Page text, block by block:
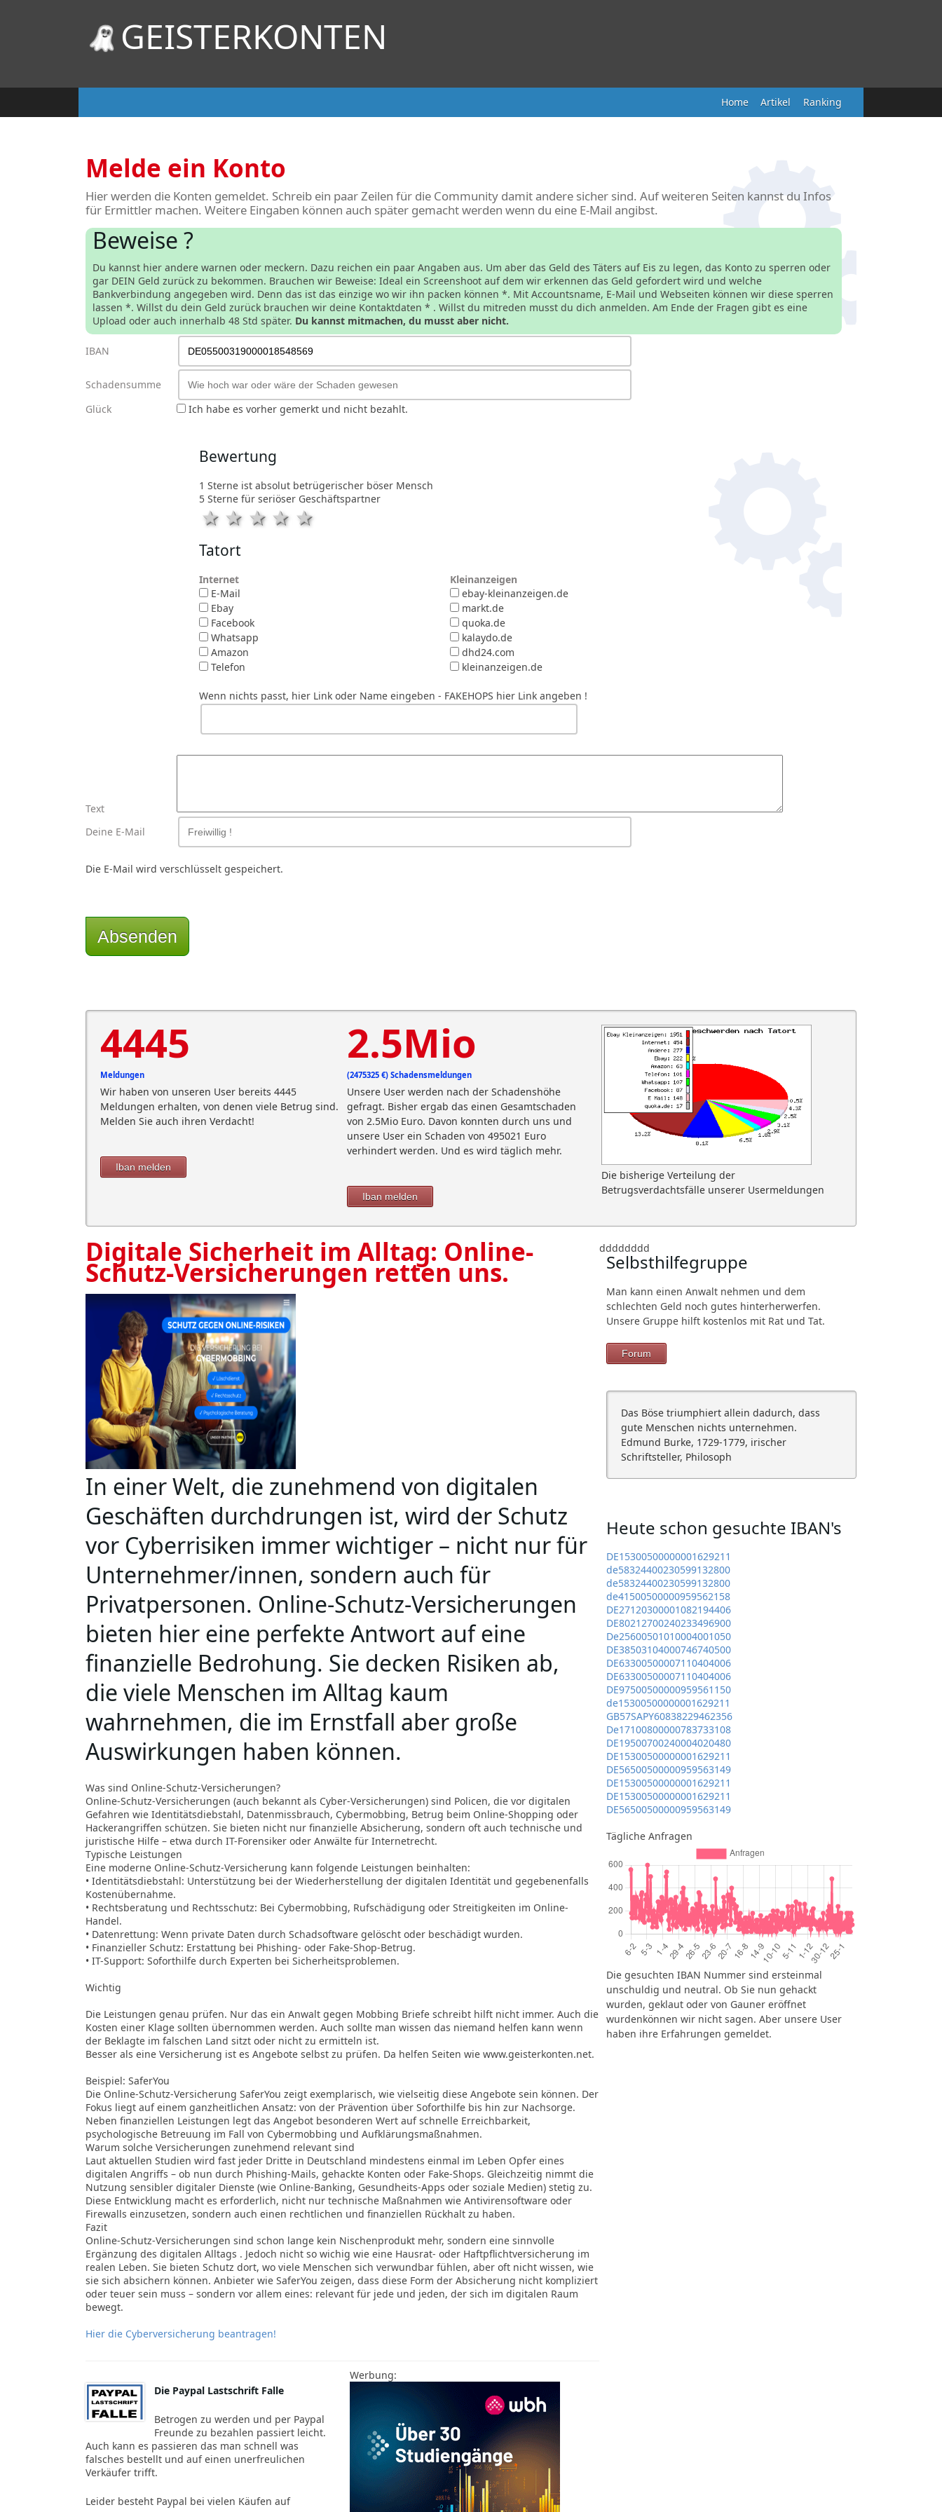
GEISTERKONTEN
Ranking
Artikel
Home
Melde ein Konto
Hier werden die Konten gemeldet. Schreib ein paar Zeilen für die Community damit andere sicher sind. Auf weiteren Seiten kannst du Infos
für Ermittler machen. Weitere Eingaben können auch später gemacht werden wenn du eine E-Mail angibst.
Beweise ?
Du kannst hier andere warnen oder meckern. Dazu reichen ein paar Angaben aus. Um aber das Geld des Täters auf Eis zu legen, das Konto zu sperren oder
gar DEIN Geld zurück zu bekommen. Brauchen wir Beweise: Ideal ein Screenshoot auf dem wir erkennen das Geld gefordert wird und welche
Bankverbindung angegeben wird. Denn das ist das einzige wo wir ihn packen können *. Mit Accountsname, E-Mail und Webseiten können wir diese sperren
lassen *. Willst du dein Geld zurück brauchen wir deine Kontaktdaten * . Willst du mitreden musst du dich anmelden. Am Ende der Fragen gibt es eine
Upload oder auch innerhalb 48 Std später. Du kannst mitmachen, du musst aber nicht.
IBAN
Schadensumme
Glück
Ich habe es vorher gemerkt und nicht bezahlt.
Bewertung
1 Sterne ist absolut betrügerischer böser Mensch
5 Sterne für seriöser Geschäftspartner
4 Sterne
3 Sterne
2 Sterne
1 Stern
Tatort
Internet
E-Mail
Ebay
Facebook
Whatsapp
Amazon
Telefon
Kleinanzeigen
ebay-kleinanzeigen.de
markt.de
quoka.de
kalaydo.de
dhd24.com
kleinanzeigen.de
Wenn nichts passt, hier Link oder Name eingeben - FAKEHOPS hier Link angeben !
Text
Deine E-Mail
Die E-Mail wird verschlüsselt gespeichert.
Absenden
4445
Meldungen
Wir haben von unseren User bereits 4445
Meldungen erhalten, von denen viele Betrug sind.
Melden Sie auch ihren Verdacht!
Iban melden
2.5Mio
(2475325 €) Schadensmeldungen
Unsere User werden nach der Schadenshöhe
gefragt. Bisher ergab das einen Gesamtschaden
von 2.5Mio Euro. Davon konnten durch uns und
unsere User ein Schaden von 495021 Euro
verhindert werden. Und es wird täglich mehr.
Iban melden
Die bisherige Verteilung der
Betrugsverdachtsfälle unserer Usermeldungen
dddddddd
Digitale Sicherheit im Alltag: Online-
Schutz-Versicherungen retten uns.
In einer Welt, die zunehmend von digitalen
Geschäften durchdrungen ist, wird der Schutz
vor Cyberrisiken immer wichtiger – nicht nur für
Unternehmer/innen, sondern auch für
Privatpersonen. Online-Schutz-Versicherungen
bieten hier eine perfekte Antwort auf eine
finanzielle Bedrohung. Sie decken Risiken ab,
die viele Menschen im Alltag kaum
wahrnehmen, die im Ernstfall aber große
Auswirkungen haben können.
Was sind Online-Schutz-Versicherungen?
Online-Schutz-Versicherungen (auch bekannt als Cyber-Versicherungen) sind Policen, die vor digitalen
Gefahren wie Identitätsdiebstahl, Datenmissbrauch, Cybermobbing, Betrug beim Online-Shopping oder
Hackerangriffen schützen. Sie bieten nicht nur finanzielle Absicherung, sondern oft auch technische und
juristische Hilfe – etwa durch IT-Forensiker oder Anwälte für Internetrecht.
Typische Leistungen
Eine moderne Online-Schutz-Versicherung kann folgende Leistungen beinhalten:
• Identitätsdiebstahl: Unterstützung bei der Wiederherstellung der digitalen Identität und gegebenenfalls
Kostenübernahme.
• Rechtsberatung und Rechtsschutz: Bei Cybermobbing, Rufschädigung oder Streitigkeiten im Online-
Handel.
• Datenrettung: Wenn private Daten durch Schadsoftware gelöscht oder beschädigt wurden.
• Finanzieller Schutz: Erstattung bei Phishing- oder Fake-Shop-Betrug.
• IT-Support: Soforthilfe durch Experten bei Sicherheitsproblemen.
Wichtig
Die Leistungen genau prüfen. Nur das ein Anwalt gegen Mobbing Briefe schreibt hilft nicht immer. Auch die
Kosten einer Klage sollten übernommen werden. Auch sollte man wissen das niemand helfen kann wenn
der Beklagte im falschen Land sitzt oder nicht zu ermitteln ist.
Besser als eine Versicherung ist es Angebote selbst zu prüfen. Da helfen Seiten wie www.geisterkonten.net.
Beispiel: SaferYou
Die Online-Schutz-Versicherung SaferYou zeigt exemplarisch, wie vielseitig diese Angebote sein können. Der
Fokus liegt auf einem ganzheitlichen Ansatz: von der Prävention über Soforthilfe bis hin zur Nachsorge.
Neben finanziellen Leistungen legt das Angebot besonderen Wert auf schnelle Erreichbarkeit,
psychologische Betreuung im Fall von Cybermobbing und Aufklärungsmaßnahmen.
Warum solche Versicherungen zunehmend relevant sind
Laut aktuellen Studien wird fast jeder Dritte in Deutschland mindestens einmal im Leben Opfer eines
digitalen Angriffs – ob nun durch Phishing-Mails, gehackte Konten oder Fake-Shops. Gleichzeitig nimmt die
Nutzung sensibler digitaler Dienste (wie Online-Banking, Gesundheits-Apps oder soziale Medien) stetig zu.
Diese Entwicklung macht es erforderlich, nicht nur technische Maßnahmen wie Antivirensoftware oder
Firewalls einzusetzen, sondern auch einen rechtlichen und finanziellen Rückhalt zu haben.
Fazit
Online-Schutz-Versicherungen sind schon lange kein Nischenprodukt mehr, sondern eine sinnvolle
Ergänzung des digitalen Alltags . Jedoch nicht so wichig wie eine Hausrat- oder Haftpflichtversicherung im
realen Leben. Sie bieten Schutz dort, wo viele Menschen sich verwundbar fühlen, aber oft nicht wissen, wie
sie sich absichern können. Anbieter wie SaferYou zeigen, dass diese Form der Absicherung nicht kompliziert
oder teuer sein muss – sondern vor allem eines: relevant für jede und jeden, der sich im digitalen Raum
bewegt.
Hier die Cyberversicherung beantragen!
Die Paypal Lastschrift Falle
Betrogen zu werden und per Paypal
Freunde zu bezahlen passiert leicht.
Auch kann es passieren das man schnell was
falsches bestellt und auf einen unerfreulichen
Verkäufer trifft.
Leider besteht Paypal bei vielen Käufen auf
Werbung:
Selbsthilfegruppe
Man kann einen Anwalt nehmen und dem
schlechten Geld noch gutes hinterherwerfen.
Unsere Gruppe hilft kostenlos mit Rat und Tat.
Forum
Das Böse triumphiert allein dadurch, dass
gute Menschen nichts unternehmen.
Edmund Burke, 1729-1779, irischer
Schriftsteller, Philosoph
Heute schon gesuchte IBAN's
DE15300500000001629211
de58324400230599132800
de58324400230599132800
de41500500000959562158
DE27120300001082194406
DE80212700240233496900
De25600501010004001050
DE38503104000746740500
DE63300500007110404006
DE63300500007110404006
DE97500500000959561150
de15300500000001629211
GB57SAPY60838229462356
De17100800000783733108
DE19500700240004020480
DE15300500000001629211
DE56500500000959563149
DE15300500000001629211
DE15300500000001629211
DE56500500000959563149
Tägliche Anfragen
Die gesuchten IBAN Nummer sind ersteinmal
unschuldig und neutral. Ob Sie nun gehackt
wurden, geklaut oder von Gauner eröffnet
wurdenkönnen wir nicht sagen. Aber unsere User
haben ihre Erfahrungen gemeldet.